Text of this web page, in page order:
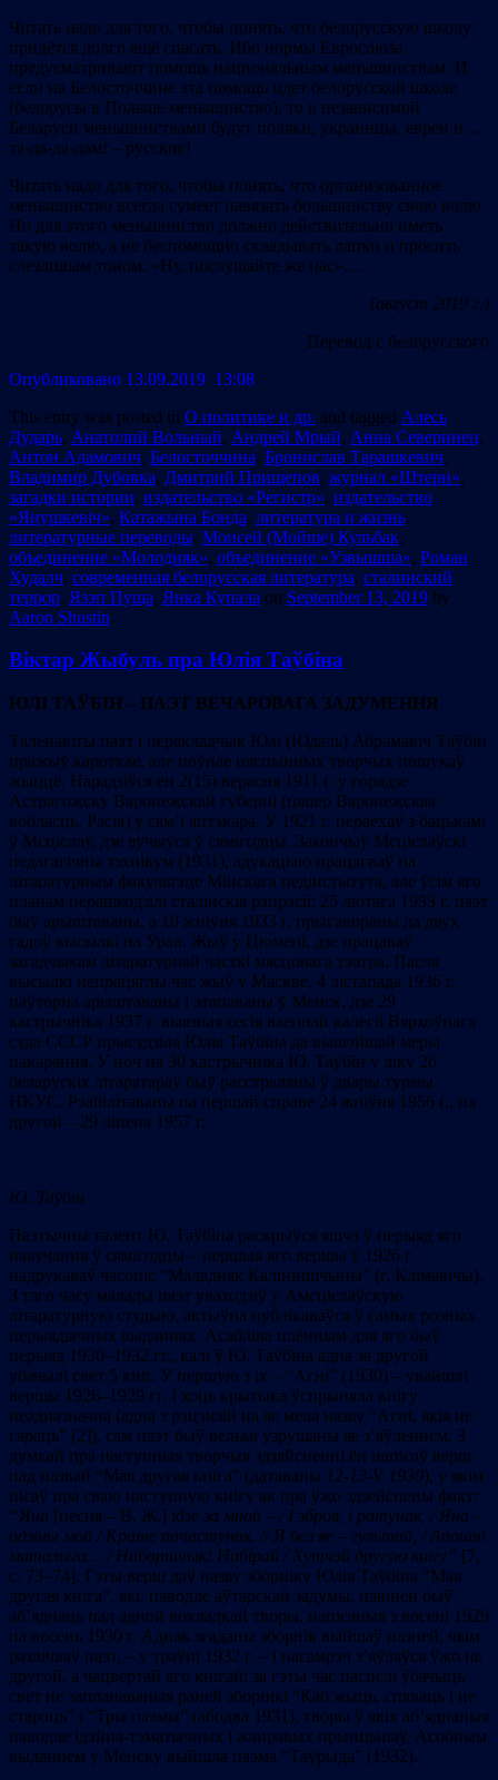
Читать надо для того, чтобы понять, что белорусскую школу
придётся долго ещё спасать. Ибо нормы Евросоюза
предусматривают помощь национальным меньшинствам. И
если на Белосточчине эта помощь идет белорусской школе
(белорусы в Польше меньшинство), то в независимой
Беларуси меньшинствами будут поляки, украинцы, евреи и…
та-да-да-дам! – русские!
Читать надо для того, чтобы понять, что организованное
меньшинство всегда сумеет навязать большинству свою волю.
Но для этого меньшинство должно действительно иметь
такую волю, а не беспомощно складывать лапки и просить
слезливым тоном: «Ну, послушайте же нас»…
(август 2019 г.)
Перевод с белорусского
Опубликовано 13.09.2019 13:08
This entry was posted in О политике и др. and tagged Алесь
Дударь, Анатолий Вольный, Андрей Мрый, Анна Северинец,
Антон Адамович, Белосточчина, Бронислав Тарашкевич,
Владимир Дубовка, Дмитрий Прищепов, журнал «Штерн»,
загадки истории, издательство «Регистр», издательство
«Янушкевіч», Катажына Бонда, литература и жизнь,
литературные переводы, Моисей (Мойше) Кульбак,
объединение «Молодняк», объединение «Узвышша», Роман
Худалч, современная белорусская литература, сталинский
террор, Язэп Пуща, Янка Купала on September 13, 2019 by
Aaron Shustin.
Віктар Жыбуль пра Юлія Таўбіна
ЮЛІ ТАЎБІН – ПАЭТ ВЕЧАРОВАГА ЗАДУМЕННЯ
Таленавіты паэт і перакладчык Юлі (Юдаль) Абрамавіч Таўбін
пражыў кароткае, але поўнае няспынных творчых пошукаў
жыццё. Нарадзіўся ён 2(15) верасня 1911 г. у горадзе
Астрагожску Варонежскай губерні (цяпер Варонежская
вобласць, Расія) у сям’і аптэкара. У 1921 г. пераехаў з бацькамі
ў Мсціслаў, дзе вучыўся ў сямігодцы. Закончыў Мсціслаўскі
педагагічны тэхнікум (1931), адукацыю працягваў на
літаратурным факультэце Мінскага педінстытута, але ўсім яго
планам перашкодзілі сталінскія рэпрэсіі: 25 лютага 1933 г. паэт
быў арыштаваны, а 10 жніўня 1933 г. прыгавораны да двух
гадоў высылкі на Урал. Жыў у Цюмені, дзе працаваў
загадчыкам літаратурнай часткі мясцовага тэатра. Пасля
высылкі непрацяглы час жыў у Маскве. 4 лістапада 1936 г.
паўторна арыштаваны і этапаваны ў Менск, дзе 29
кастрычніка 1937 г. выязная сесія ваеннай калегіі Вярхоўнага
суда СССР прысудзіла Юлія Таўбіна да вышэйшай меры
пакарання. У ноч на 30 кастрычніка Ю. Таўбін у ліку 26
беларускіх літаратараў быў расстраляны ў двары турмы
НКУС. Рэабілітаваны па першай справе 24 жніўня 1956 г., па
другой – 29 ліпеня 1957 г.
Ю. Таўбін
Паэтычны талент Ю. Таўбіна раскрыўся яшчэ ў перыяд яго
навучання ў сямігодцы – першыя яго вершы ў 1926 г.
надрукаваў часопіс “Маладняк Калініншчыны” (г. Клімавічы).
З таго часу малады паэт уваходзіў у Амсціслаўскую
літаратурную студыю, актыўна публікаваўся ў самых розных
перыядычных выданнях. Асабліва плённым для яго быў
перыяд 1930–1932 гг., калі ў Ю. Таўбіна адна за другой
убачылі свет 5 кніг. У першую з іх – “Агні” (1930) – увайшлі
вершы 1926–1929 гг. І хоць крытыка ўспрыняла кнігу
неадназначна (адна з рэцэнзій на яе мела назву “Агні, якія не
гараць” [2]), сам паэт быў вельмі ўзрушаны яе з’яўленнем. З
думкай пра наступныя творчыя здзяйсненні ён напісаў верш
пад назвай “Мая другая кніга” (датаваны 12-13-V1930), у якім
пісаў пра сваю наступную кнігу як пра ўжо здзейснены факт:
“Яна [песня – В. Ж.] ідзе за мной – / І зброя, і ратунак, / Яна –
адзіны мой / Краіне пачастунак. // Я без яе – гультай, / Апошні
маталыга… / Наборшчык! Набірай / Хутчэй другую кнігу” [7,
с. 73–74]. Гэты верш даў назву зборніку Юлія Таўбіна “Мая
другая кніга”, які, паводле аўтарскай задумы, павінен быў
аб’яднаць пад адной вокладкай творы, напісаныя з восені 1929
па восень 1930 г. Аднак згаданы зборнік выйшаў пазней, чым
разлічваў паэт, – у траўні 1932 г. – і насамрэч з’яўляўся ўжо не
другой, а чацвёртай яго кнігай: за гэты час паспелі ўбачыць
свет не запланаваныя раней зборнікі “Каб жыць, спяваць і не
старэць” і “Тры паэмы” (абодва 1931), творы ў якіх аб’яднаныя
паводле ідэйна-тэматычных і жанравых прынцыпаў. Асобным
выданнем у Менску выйшла паэма “Таўрыда” (1932).